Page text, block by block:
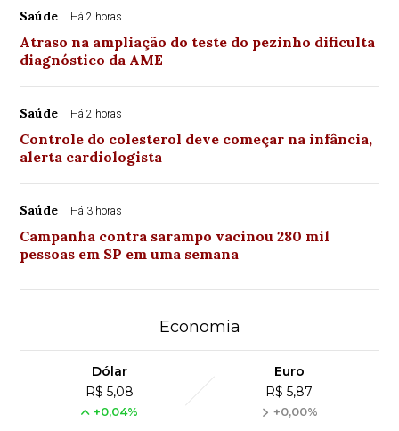
Saúde Há 2 horas
Atraso na ampliação do teste do pezinho dificulta
diagnóstico da AME
Saúde Há 2 horas
Controle do colesterol deve começar na infância,
alerta cardiologista
Saúde Há 3 horas
Campanha contra sarampo vacinou 280 mil
pessoas em SP em uma semana
Economia
Dólar
R$ 5,08
+0,04%
Euro
R$ 5,87
+0,00%